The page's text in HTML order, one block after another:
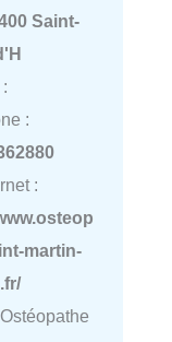
Saint-
:
:
martin-